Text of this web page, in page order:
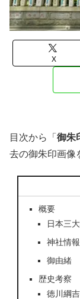
X
目次から「 御朱
去の御朱印画像
概要
日本三
神社情報
御由緒
歴史考察
徳川綱